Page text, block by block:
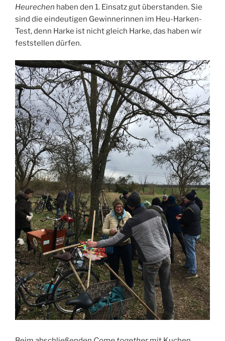
Heurechen haben den 1. Einsatz gut überstanden. Sie
sind die eindeutigen Gewinnerinnen im Heu-Harken-
Test, denn Harke ist nicht gleich Harke, das haben wir
feststellen dürfen.